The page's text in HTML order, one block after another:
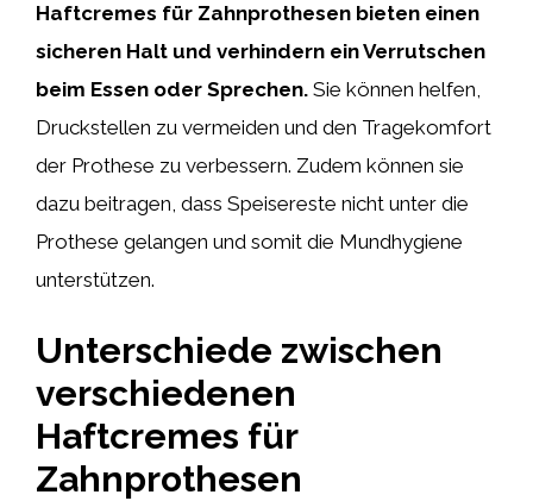
Haftcremes für Zahnprothesen bieten einen
sicheren Halt und verhindern ein Verrutschen
beim Essen oder Sprechen. Sie können helfen,
Druckstellen zu vermeiden und den Tragekomfort
der Prothese zu verbessern. Zudem können sie
dazu beitragen, dass Speisereste nicht unter die
Prothese gelangen und somit die Mundhygiene
unterstützen.
Unterschiede zwischen
verschiedenen
Haftcremes für
Zahnprothesen